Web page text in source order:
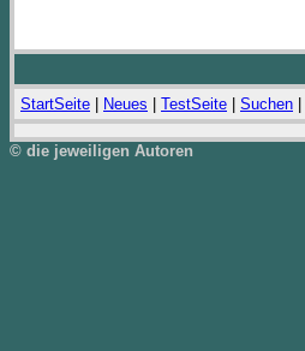
StartSeite Neues TestSeite Suchen
© die jeweiligen Autoren